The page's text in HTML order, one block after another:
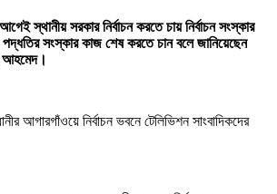
আগেই স্থানীয় সরকার নির্বাচন করতে চায় নির্বাচন সংস্কার
সংস্কার কাজ শেষ করতে চান বলে জানিয়েছেন
আহমেদ।
আগারগাঁওয়ে নির্বাচন ভবনে টেলিভিশন সাংবাদিকদের